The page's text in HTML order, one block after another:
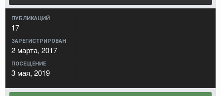
ПУБЛИКАЦИЙ
17
ЗАРЕГИСТРИРОВАН
2 марта, 2017
ПОСЕЩЕНИЕ
3 мая, 2019